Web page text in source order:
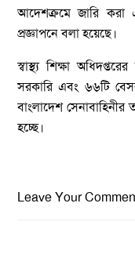
আদেশক্রমে জারি
প্রজ্ঞাপনে বলা হয়েছে।
স্বাস্থ্য শিক্ষা
সরকারি এবং ৬৬টি
বাংলাদেশ
হচ্ছে।
Leave Your